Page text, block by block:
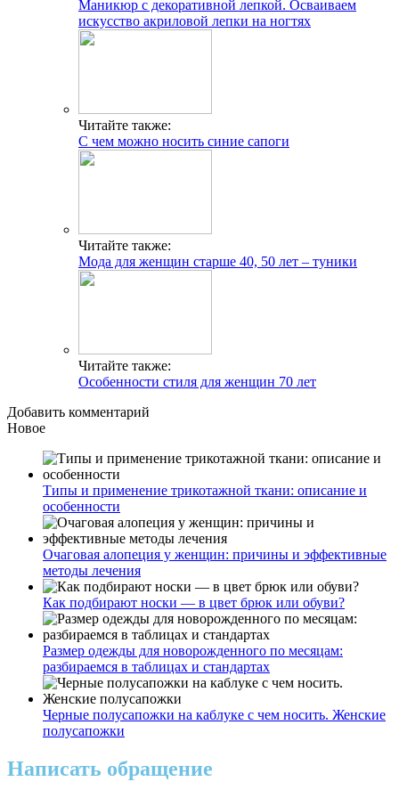
Маникюр с декоративной лепкой. Осваиваем
искусство акриловой лепки на ногтях
Читайте также:
С чем можно носить синие сапоги
Читайте также:
Мода для женщин старше 40, 50 лет – туники
Читайте также:
Особенности стиля для женщин 70 лет
Добавить комментарий
Новое
Типы и применение трикотажной ткани: описание и
особенности
Очаговая алопеция у женщин: причины и эффективные
методы лечения
Как подбирают носки — в цвет брюк или обуви?
Размер одежды для новорожденного по месяцам:
разбираемся в таблицах и стандартах
Черные полусапожки на каблуке с чем носить. Женские
полусапожки
Написать обращение